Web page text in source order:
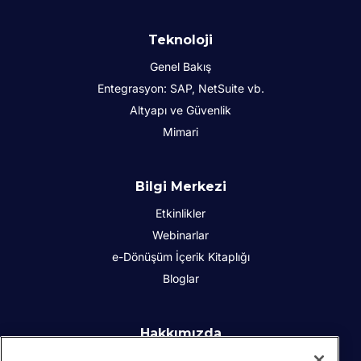
Teknoloji
Genel Bakış
Entegrasyon: SAP, NetSuite vb.
Altyapı ve Güvenlik
Mimari
Bilgi Merkezi
Etkinlikler
Webinarlar
e-Dönüşüm İçerik Kitaplığı
Bloglar
Hakkımızda